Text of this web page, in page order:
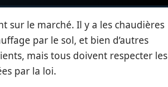
sur le marché. Il y a les chaudières
par le sol, et bien d’autres
mais tous doivent respecter les
par la loi.